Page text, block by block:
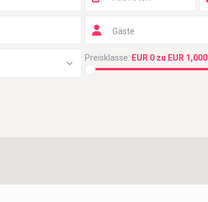
Gäste
Preisklasse: EUR 0 zu EUR 1,000